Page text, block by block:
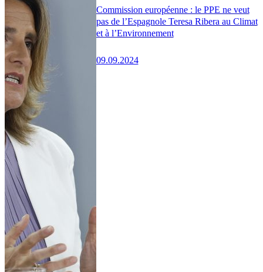
Commission européenne : le PPE ne veut
pas de l’Espagnole Teresa Ribera au Climat
et à l’Environnement
09.09.2024